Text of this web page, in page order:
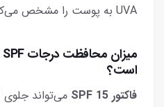
UVA به پوست را مشخص می‌کند.
است؟
فاکتور SPF 15 می‌تواند جلوی